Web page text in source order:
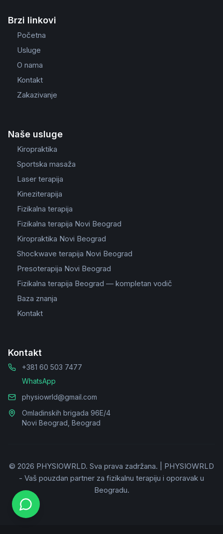
Brzi linkovi
Početna
Usluge
O nama
Kontakt
Zakazivanje
Naše usluge
Kiropraktika
Sportska masaža
Laser terapija
Kineziterapija
Fizikalna terapija
Fizikalna terapija Novi Beograd
Kiropraktika Novi Beograd
Shockwave terapija Novi Beograd
Presoterapija Novi Beograd
Fizikalna terapija Beograd — kompletan vodič
Baza znanja
Kontakt
Kontakt
+381 60 503 7477
WhatsApp
physiowrld@gmail.com
Omladinskih brigada 96E/4
Novi Beograd, Beograd
© 2026 PHYSIOWRLD. Sva prava zadržana.
PHYSIOWRLD
- Vaš pouzdan partner za fizikalnu terapiju i oporavak u
Beogradu.